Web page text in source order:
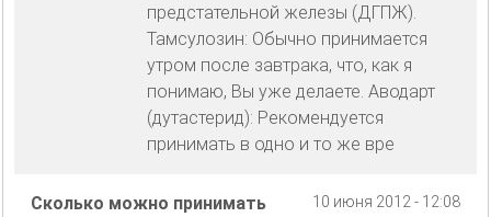
предстательной железы (ДГПЖ).
Тамсулозин: Обычно принимается
утром после завтрака, что, как я
понимаю, Вы уже делаете. Аводарт
(дутастерид): Рекомендуется
принимать в одно и то же вре
10 июня 2012 - 12:08
Сколько можно принимать